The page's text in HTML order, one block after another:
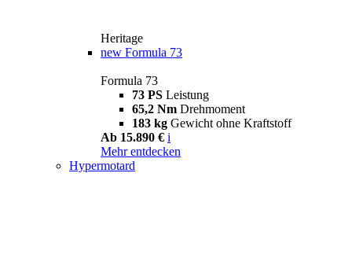
Heritage
new Formula 73
Formula 73
73 PS Leistung
65,2 Nm Drehmoment
183 kg Gewicht ohne Kraftstoff
Ab 15.890 € i
Mehr entdecken
Hypermotard